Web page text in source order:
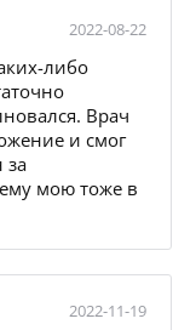
2022-08-22
либо
Врач
и смог
за
мою тоже в
2022-11-19